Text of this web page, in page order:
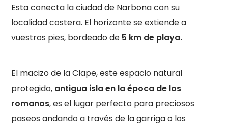
Esta conecta la ciudad de Narbona con su
localidad costera. El horizonte se extiende a
vuestros pies, bordeado de 5 km de playa.
El macizo de la Clape, este espacio natural
protegido, antigua isla en la época de los
romanos, es el lugar perfecto para preciosos
paseos andando a través de la garriga o los